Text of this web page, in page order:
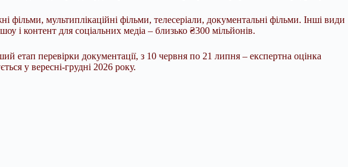
мультиплікаційні фільми, телесеріали, документальні фільми. Інші види
і контент для соціальних медіа – близько ₴300 мільйонів.
етап перевірки документації, з 10 червня по 21 липня – експертна оцінка
у вересні-грудні 2026 року.